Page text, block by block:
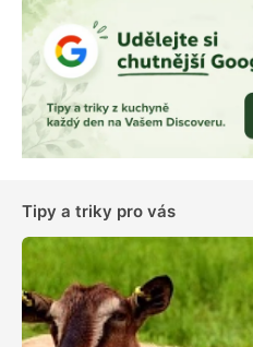
Tipy a triky pro vás